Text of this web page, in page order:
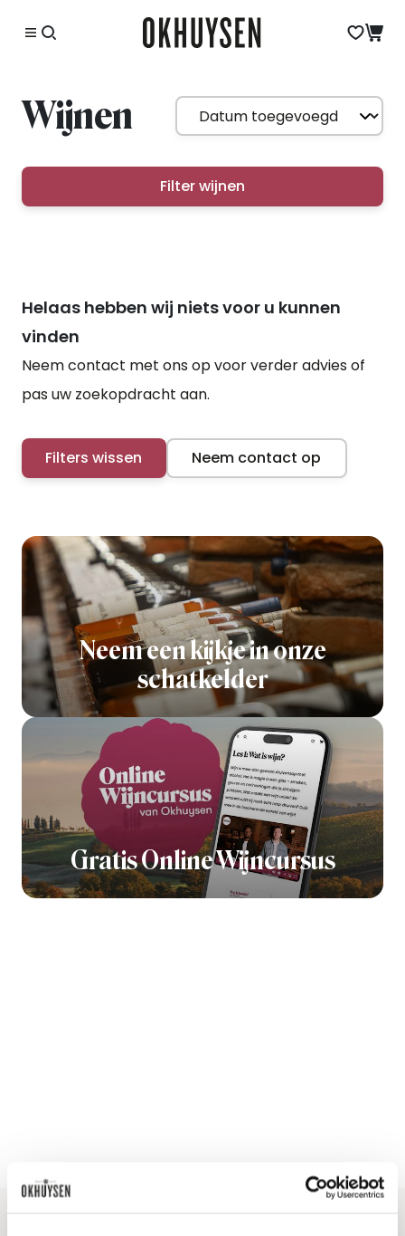
Wijnen
Filter wijnen
Helaas hebben wij niets voor u kunnen
vinden
Neem contact met ons op voor verder advies of
pas uw zoekopdracht aan.
Filters wissen Neem contact op
Neem een kijkje in onze
schatkelder
Gratis Online Wijncursus